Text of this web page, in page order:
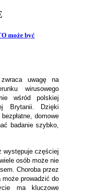
może być
uwagę na
wirusowego
wśród polskiej
Brytanii. Dzięki
domowe
badanie szybko,
występuje częściej
osób może nie
Choroba przez
może prowadzić do
ma kluczowe